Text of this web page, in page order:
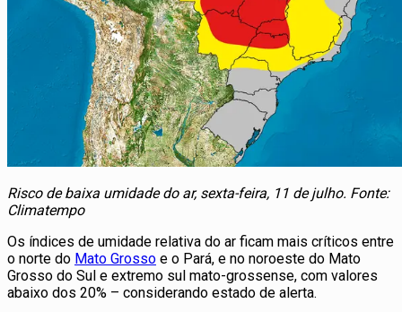
Risco de baixa umidade do ar, sexta-feira, 11 de julho. Fonte:
Climatempo
Os índices de umidade relativa do ar ficam mais críticos entre
o norte do Mato Grosso e o Pará, e no noroeste do Mato
Grosso do Sul e extremo sul mato-grossense, com valores
abaixo dos 20% – considerando estado de alerta.